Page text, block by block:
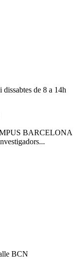
de 8 a 14h
BARCELONA
BCN